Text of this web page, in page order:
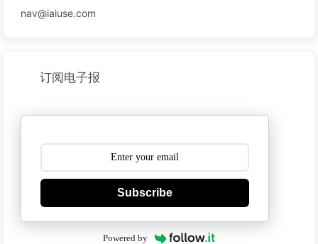
nav@iaiuse.com
订阅电子报
Subscribe
Powered by